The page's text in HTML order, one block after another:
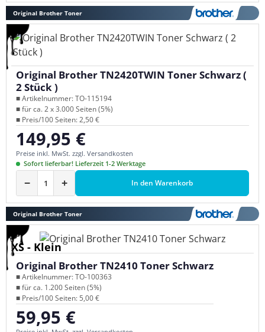
Original Brother Toner
Original Brother TN2420TWIN Toner Schwarz (
2 Stück )
■ Artikelnummer: TO-115194
■ für ca. 2 x 3.000 Seiten (5%)
■ Preis/100 Seiten: 2,50 €
Regulärer Preis:
149,95 €
Preise inkl. MwSt. zzgl. Versandkosten
Sofort lieferbar! Lieferzeit 1-2 Werktage
− + In den Warenkorb
Original Brother Toner
XS - Klein
Original Brother TN2410 Toner Schwarz
■ Artikelnummer: TO-100363
■ für ca. 1.200 Seiten (5%)
■ Preis/100 Seiten: 5,00 €
Regulärer Preis:
59,95 €